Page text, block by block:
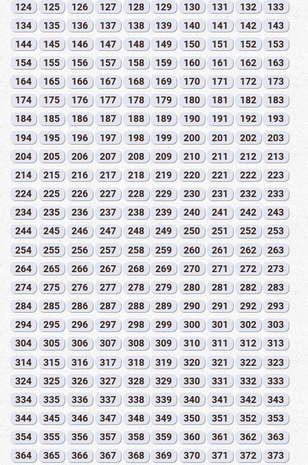
124
125 126 127 128 129 130 131 132
133
134
135 136 137 138 139 140 141 142
143
144
145 146 147 148 149 150 151 152
153
154
155 156 157 158 159 160 161 162
163
164
165 166 167 168 169 170 171 172
173
174
175 176 177 178 179 180 181 182
183
184
185 186 187 188 189 190 191 192
193
194
195 196 197 198 199 200 201 202
203
204
205 206 207 208 209 210 211 212
213
214
215 216 217 218 219 220 221 222
223
224
225 226 227 228 229 230 231 232
233
234
235 236 237 238 239 240 241 242
243
244
245 246 247 248 249 250 251 252
253
254
255 256 257 258 259 260 261 262
263
264
265 266 267 268 269 270 271 272
273
274
275 276 277 278 279 280 281 282
283
284
285 286 287 288 289 290 291 292
293
294
295 296 297 298 299 300 301 302
303
304
305 306 307 308 309 310 311 312
313
314
315 316 317 318 319 320 321 322
323
324
325 326 327 328 329 330 331 332
333
334
335 336 337 338 339 340 341 342
343
344
345 346 347 348 349 350 351 352
353
354
355 356 357 358 359 360 361 362
363
364
365 366 367 368 369 370 371 372
373